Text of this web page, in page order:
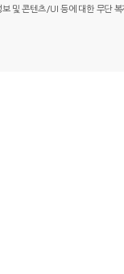
및 콘텐츠/UI 등에 대한 무단